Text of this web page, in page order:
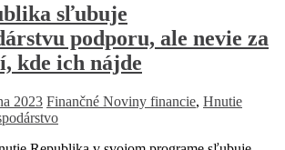
sľubuje
podporu, ale nevie za
kde ich nájde
2023 Finančné Noviny financie, Hnutie